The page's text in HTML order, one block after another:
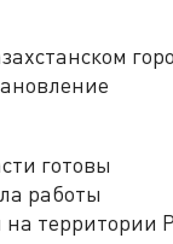
готовы
работы
на территории